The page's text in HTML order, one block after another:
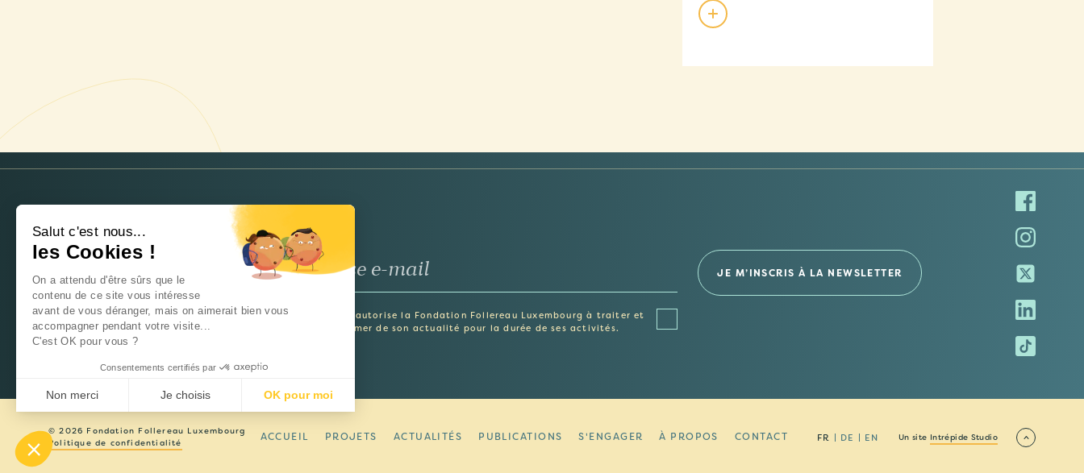
NEWSLETTER
Je souhaite recevoir la newsletter et autorise la Fondation Follereau Luxembourg à traiter et
utiliser ces informations pour m’informer de son actualité pour la durée de ses activités.
© 2026 Fondation Follereau Luxembourg
Politique de confidentialité
ACCUEIL PROJETS ACTUALITÉS PUBLICATIONS S'ENGAGER À PROPOS CONTACT FR DE EN Un site Intrépide Studio
Salut c'est nous...
les Cookies !
On a attendu d'être sûrs que le
contenu de ce site vous intéresse
avant de vous déranger, mais on aimerait bien vous
accompagner pendant votre visite...
C'est OK pour vous ?
Consentements certifiés par
Non merci Je choisis OK pour moi
Plateforme de Gestion du Consentement : Personnalisez vos Options